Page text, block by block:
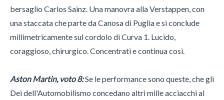
bersaglio Carlos Sainz. Una manovra alla Verstappen, con
una staccata che parte da Canosa di Puglia e si conclude
millimetricamente sul cordolo di Curva 1. Lucido,
coraggioso, chirurgico. Concentrati e continua così.
Aston Martin, voto 8:Se le performance sono queste, che gli
Dei dell'Automobilismo concedano altri mille acciacchi al